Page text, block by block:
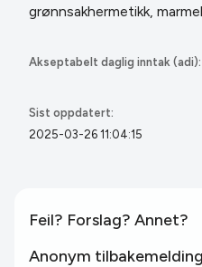
grønnsakhermetikk,
Akseptabelt daglig inntak (adi):
Sist oppdatert:
2025-03-26 11:04:15
Feil? Forslag? Annet?
Anonym